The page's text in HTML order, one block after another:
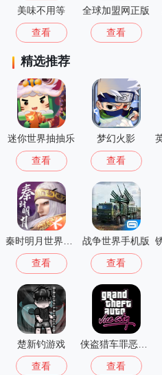
美味不用等
查看
全球加盟网正版
查看
精选推荐
迷你世界抽抽乐
查看
梦幻火影
查看
秦时明月世界测试服
查看
战争世界手机版
查看
楚新钓游戏
查看 查看